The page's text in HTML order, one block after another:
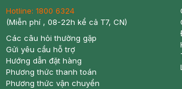
Hotline: 1800 6324
(Miễn phí , 08-22h kể cả T7, CN)
Các câu hỏi thường gặp
Gửi yêu cầu hỗ trợ
Hướng dẫn đặt hàng
Phương thức thanh toán
Phương thức vận chuyển